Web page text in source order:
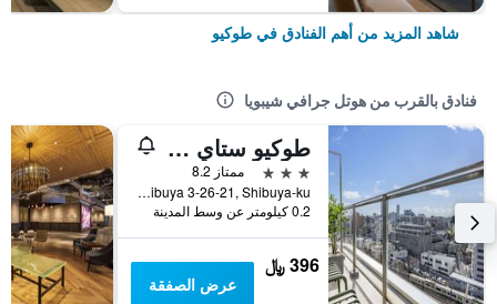
شاهد المزيد من أهم الفنادق في طوكيو
فنادق بالقرب من هوتل جرافي شيبويا
طوكيو ستاي شيبويا شن-مناميجوشي
3 نجوم
ممتاز 8.2
Shibuya 3-26-21, Shibuya-ku, طوكيو, اليابان
0.2 كيلومتر عن وسط المدينة
396 ﷼
عرض الصفقة